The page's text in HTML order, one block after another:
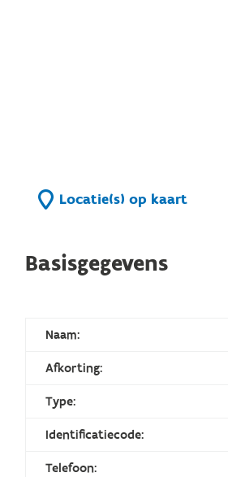
Locatie(s) op kaart
Basisgegevens
Naam:
Afkorting:
Type:
Identificatiecode:
Telefoon: